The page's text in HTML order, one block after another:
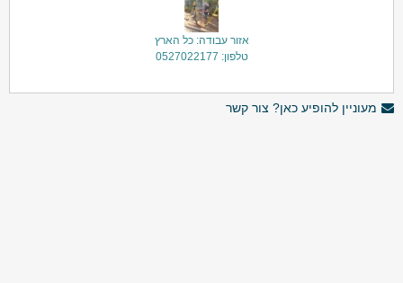
אזור עבודה: כל הארץ
טלפון: 0527022177
מעוניין להופיע כאן? צור קשר